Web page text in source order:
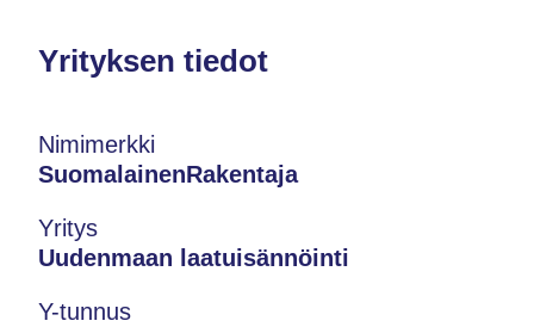
Yrityksen tiedot
Nimimerkki
SuomalainenRakentaja
Yritys
Uudenmaan laatuisännöinti
Y-tunnus